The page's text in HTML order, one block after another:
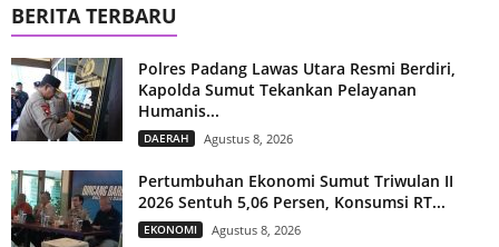
BERITA TERBARU
Polres Padang Lawas Utara Resmi Berdiri,
Kapolda Sumut Tekankan Pelayanan
Humanis...
DAERAH Agustus 8, 2026
Pertumbuhan Ekonomi Sumut Triwulan II
2026 Sentuh 5,06 Persen, Konsumsi RT...
EKONOMI Agustus 8, 2026